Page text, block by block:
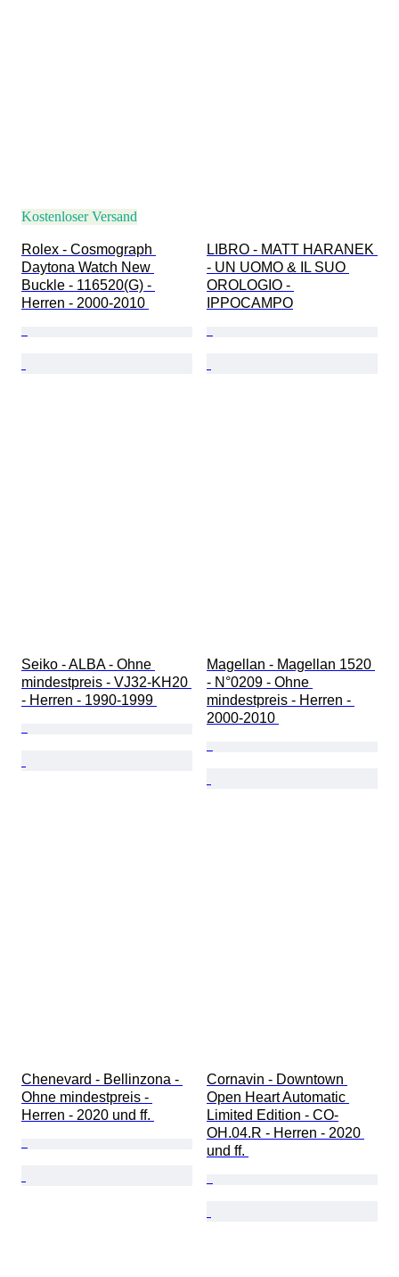
Kostenloser Versand
Rolex - Cosmograph
Daytona Watch New
Buckle - 116520(G) -
Herren - 2000-2010
LIBRO - MATT HARANEK
- UN UOMO & IL SUO
OROLOGIO -
IPPOCAMPO
Seiko - ALBA - Ohne
mindestpreis - VJ32-KH20
- Herren - 1990-1999
Magellan - Magellan 1520
- N°0209 - Ohne
mindestpreis - Herren -
2000-2010
Chenevard - Bellinzona -
Ohne mindestpreis -
Herren - 2020 und ff.
Cornavin - Downtown
Open Heart Automatic
Limited Edition - CO-
OH.04.R - Herren - 2020
und ff.